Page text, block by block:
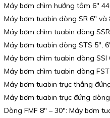
Máy bơm chìm hướng tâm 6″
Máy bơm tuabin dòng SR 6″ và
Máy bơm chìm tuabin dòng
Máy bơm tuabin dòng STS 5″,
Máy bơm chìm tuabin dòng SSI
Máy bơm chìm tuabin dòng FST
Máy bơm tuabin trục thẳng
Máy bơm tuabin trục đứng dòng
Dòng FMF 8″ – 30″: Máy bơm